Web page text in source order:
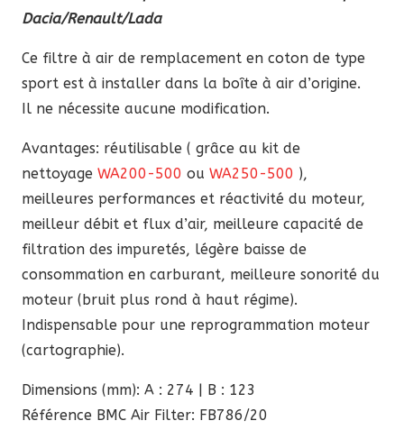
était :
89,60 €.76,16 €.
Dacia/Renault/Lada
Ce filtre à air de remplacement en coton de type
sport est à installer dans la boîte à air d’origine.
Il ne nécessite aucune modification.
Avantages: réutilisable ( grâce au kit de
nettoyage WA200-500 ou WA250-500 ),
meilleures performances et réactivité du moteur,
meilleur débit et flux d’air, meilleure capacité de
filtration des impuretés, légère baisse de
consommation en carburant, meilleure sonorité du
moteur (bruit plus rond à haut régime).
Indispensable pour une reprogrammation moteur
(cartographie).
Dimensions (mm): A : 274 | B : 123
Référence BMC Air Filter: FB786/20